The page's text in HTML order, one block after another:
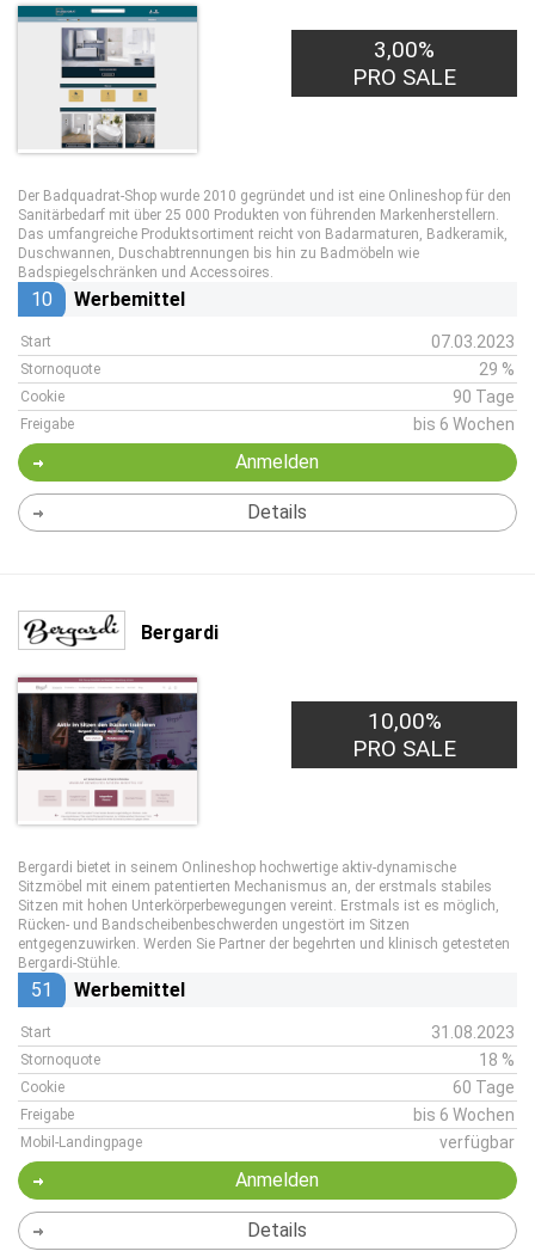
3,00%
PRO SALE
Der Badquadrat-Shop wurde 2010 gegründet und ist eine Onlineshop für den
Sanitärbedarf mit über 25 000 Produkten von führenden Markenherstellern.
Das umfangreiche Produktsortiment reicht von Badarmaturen, Badkeramik,
Duschwannen, Duschabtrennungen bis hin zu Badmöbeln wie
Badspiegelschränken und Accessoires.
10 Werbemittel
Start 07.03.2023
Stornoquote 29 %
Cookie 90 Tage
Freigabe bis 6 Wochen
Anmelden
Details
Bergardi
10,00%
PRO SALE
Bergardi bietet in seinem Onlineshop hochwertige aktiv-dynamische
Sitzmöbel mit einem patentierten Mechanismus an, der erstmals stabiles
Sitzen mit hohen Unterkörperbewegungen vereint. Erstmals ist es möglich,
Rücken- und Bandscheibenbeschwerden ungestört im Sitzen
entgegenzuwirken. Werden Sie Partner der begehrten und klinisch getesteten
Bergardi-Stühle.
51 Werbemittel
Start 31.08.2023
Stornoquote 18 %
Cookie 60 Tage
Freigabe bis 6 Wochen
Mobil-Landingpage verfügbar
Anmelden
Details